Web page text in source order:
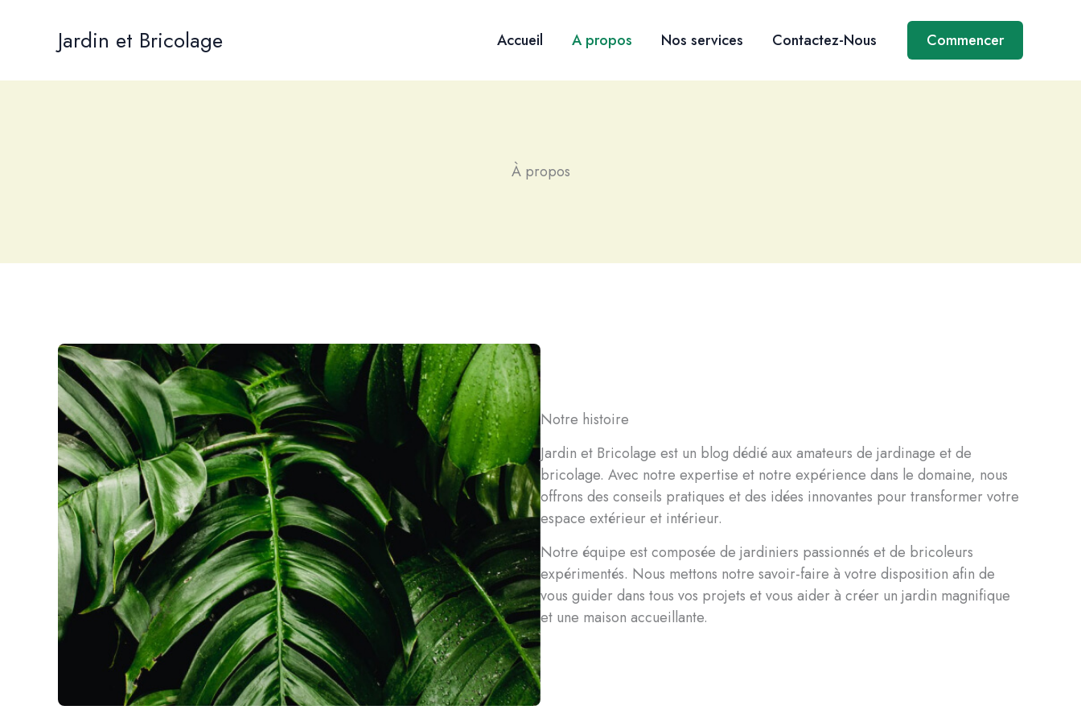
Jardin et Bricolage Accueil A propos Nos services Contactez-Nous Commencer
À propos
Notre histoire
Jardin et Bricolage est un blog dédié aux amateurs de jardinage et de
bricolage. Avec notre expertise et notre expérience dans le domaine, nous
offrons des conseils pratiques et des idées innovantes pour transformer votre
espace extérieur et intérieur.
Notre équipe est composée de jardiniers passionnés et de bricoleurs
expérimentés. Nous mettons notre savoir-faire à votre disposition afin de
vous guider dans tous vos projets et vous aider à créer un jardin magnifique
et une maison accueillante.